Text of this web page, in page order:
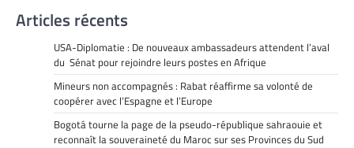
Articles récents
USA-Diplomatie : De nouveaux ambassadeurs attendent l’aval
du Sénat pour rejoindre leurs postes en Afrique
Mineurs non accompagnés : Rabat réaffirme sa volonté de
coopérer avec l’Espagne et l’Europe
Bogotá tourne la page de la pseudo-république sahraouie et
reconnaît la souveraineté du Maroc sur ses Provinces du Sud